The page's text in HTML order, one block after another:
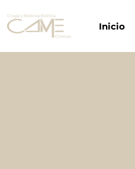
Inicio